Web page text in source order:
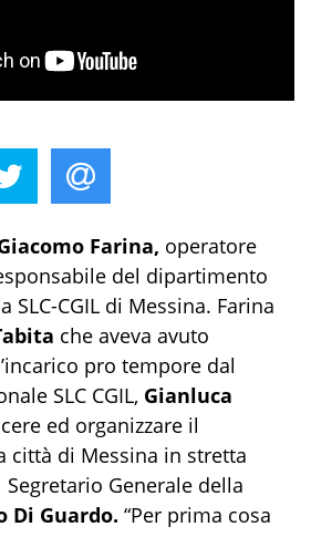
Farina, operatore
del dipartimento
CGIL di Messina. Farina
che aveva avuto
pro tempore dal
SLC CGIL, Gianluca
ed organizzare il
città di Messina in stretta
Generale della
Di Guardo. “Per prima cosa